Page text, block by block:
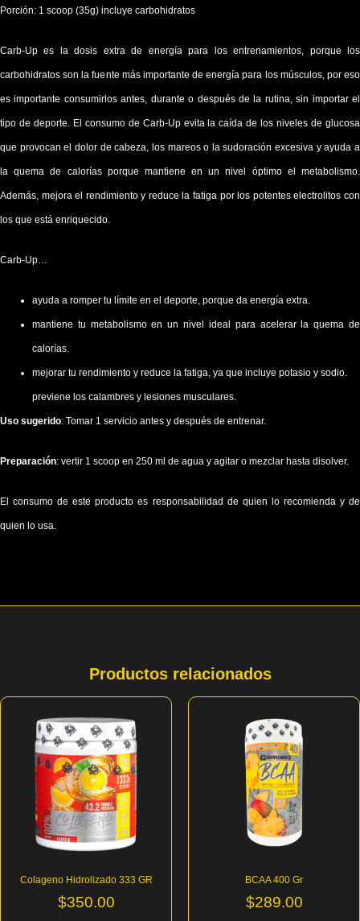
Porción: 1 scoop (35g) incluye carbohidratos
Carb-Up es la dosis extra de energía para los entrenamientos, porque los
carbohidratos son la fuente más importante de energía para los músculos, por eso
es importante consumirlos antes, durante o después de la rutina, sin importar el
tipo de deporte. El consumo de Carb-Up evita la caída de los niveles de glucosa
que provocan el dolor de cabeza, los mareos o la sudoración excesiva y ayuda a
la quema de calorías porque mantiene en un nivel óptimo el metabolismo.
Además, mejora el rendimiento y reduce la fatiga por los potentes electrolitos con
los que está enriquecido.
Carb-Up…
ayuda a romper tu límite en el deporte, porque da energía extra.
mantiene tu metabolismo en un nivel ideal para acelerar la quema de
calorías.
mejorar tu rendimiento y reduce la fatiga, ya que incluye potasio y sodio.
previene los calambres y lesiones musculares.
Uso sugerido: Tomar 1 servicio antes y después de entrenar.
Preparación: vertir 1 scoop en 250 ml de agua y agitar o mezclar hasta disolver.
El consumo de este producto es responsabilidad de quien lo recomienda y de
quien lo usa.
Productos relacionados
Colageno Hidrolizado 333 GR
$350.00
BCAA 400 Gr
$289.00